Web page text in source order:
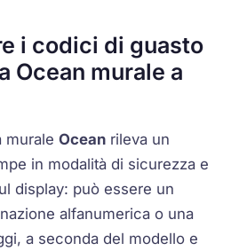
i codici di guasto
Ocean murale a
murale Ocean rileva un
in modalità di sicurezza e
display: può essere un
alfanumerica o una
a seconda del modello e